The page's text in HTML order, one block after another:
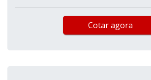
Cotar agora